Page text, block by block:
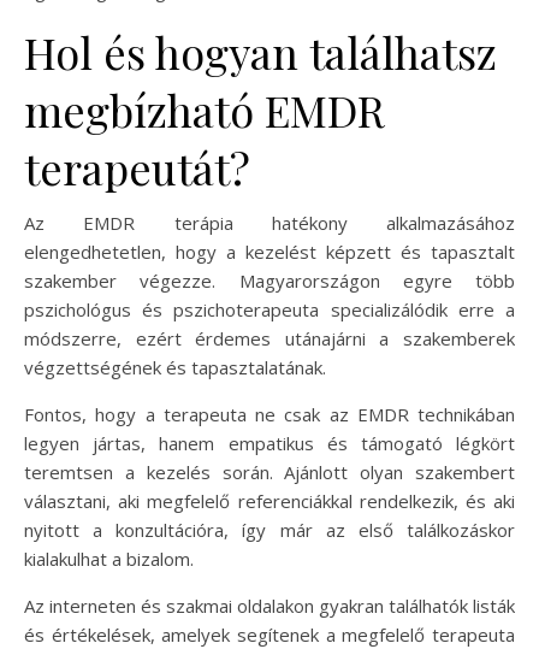
Hol és hogyan találhatsz
megbízható EMDR
terapeutát?
Az EMDR terápia hatékony alkalmazásához
elengedhetetlen, hogy a kezelést képzett és tapasztalt
szakember végezze. Magyarországon egyre több
pszichológus és pszichoterapeuta specializálódik erre a
módszerre, ezért érdemes utánajárni a szakemberek
végzettségének és tapasztalatának.
Fontos, hogy a terapeuta ne csak az EMDR technikában
legyen jártas, hanem empatikus és támogató légkört
teremtsen a kezelés során. Ajánlott olyan szakembert
választani, aki megfelelő referenciákkal rendelkezik, és aki
nyitott a konzultációra, így már az első találkozáskor
kialakulhat a bizalom.
Az interneten és szakmai oldalakon gyakran találhatók listák
és értékelések, amelyek segítenek a megfelelő terapeuta